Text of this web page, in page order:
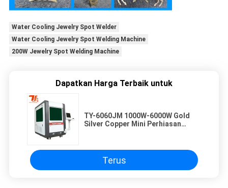
Water Cooling Jewelry Spot Welder
Water Cooling Jewelry Spot Welding Machine
200W Jewelry Spot Welding Machine
Dapatkan Harga Terbaik untuk
TY-6060JM 1000W-6000W Gold
Silver Copper Mini Perhiasan
Terus